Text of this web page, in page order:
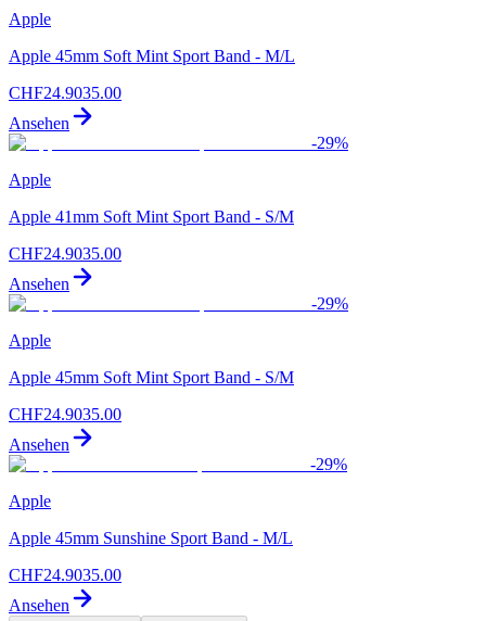
Apple
Apple 45mm Soft Mint Sport Band - M/L
CHF24.9035.00
Ansehen
-29%
Apple
Apple 41mm Soft Mint Sport Band - S/M
CHF24.9035.00
Ansehen
-29%
Apple
Apple 45mm Soft Mint Sport Band - S/M
CHF24.9035.00
Ansehen
-29%
Apple
Apple 45mm Sunshine Sport Band - M/L
CHF24.9035.00
Ansehen